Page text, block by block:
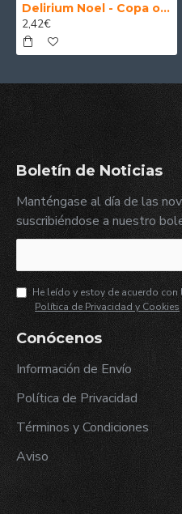
Delirium Noel - Copa original cerveza Delirium 25-33cl
2,42€
Boletín de Noticias
Manténgase al día de las
suscribiéndose a nuestro
He leído y estoy de acuerdo con
Política de Privacidad y Cookies
Conócenos
Información de Envío
Política de Privacidad
Términos y Condiciones
Aviso